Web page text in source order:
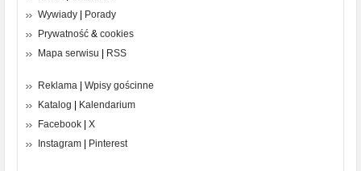
Wywiady
Porady
Prywatność & cookies
Mapa serwisu
RSS
Reklama
Wpisy gościnne
Katalog
Kalendarium
Facebook
X
Instagram
Pinterest